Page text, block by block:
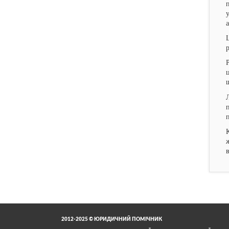
2012-2025 © ЮРИДИЧНИЙ ПОМІЧНИК